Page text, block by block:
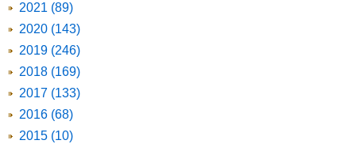
2021 (89)
2020 (143)
2019 (246)
2018 (169)
2017 (133)
2016 (68)
2015 (10)